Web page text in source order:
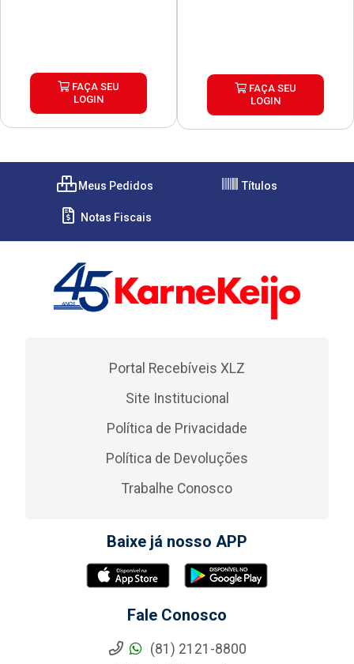
FAÇA SEU
LOGIN
FAÇA SEU
LOGIN
Meus Pedidos Títulos
Notas Fiscais
Portal Recebíveis XLZ
Site Institucional
Política de Privacidade
Política de Devoluções
Trabalhe Conosco
Baixe já nosso APP
Fale Conosco
(81) 2121-8800